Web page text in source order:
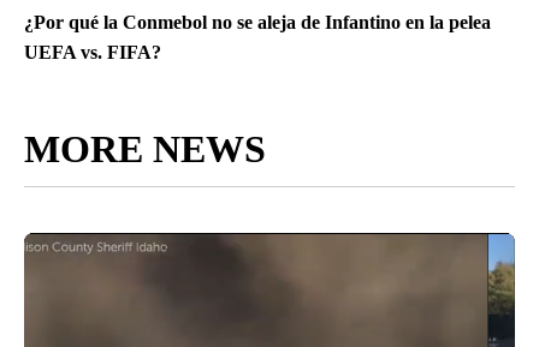
¿Por qué la Conmebol no se aleja de Infantino en la pelea
UEFA vs. FIFA?
MORE NEWS